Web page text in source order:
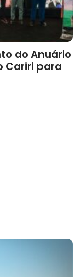
do Anuário
Cariri para